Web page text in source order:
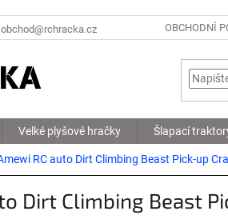
obchod@rchracka.cz OBCHODNÍ
Velké plyšové hračky Šlapací
RC auto Dirt Climbing Beast Pick-up
Dirt Climbing Beast